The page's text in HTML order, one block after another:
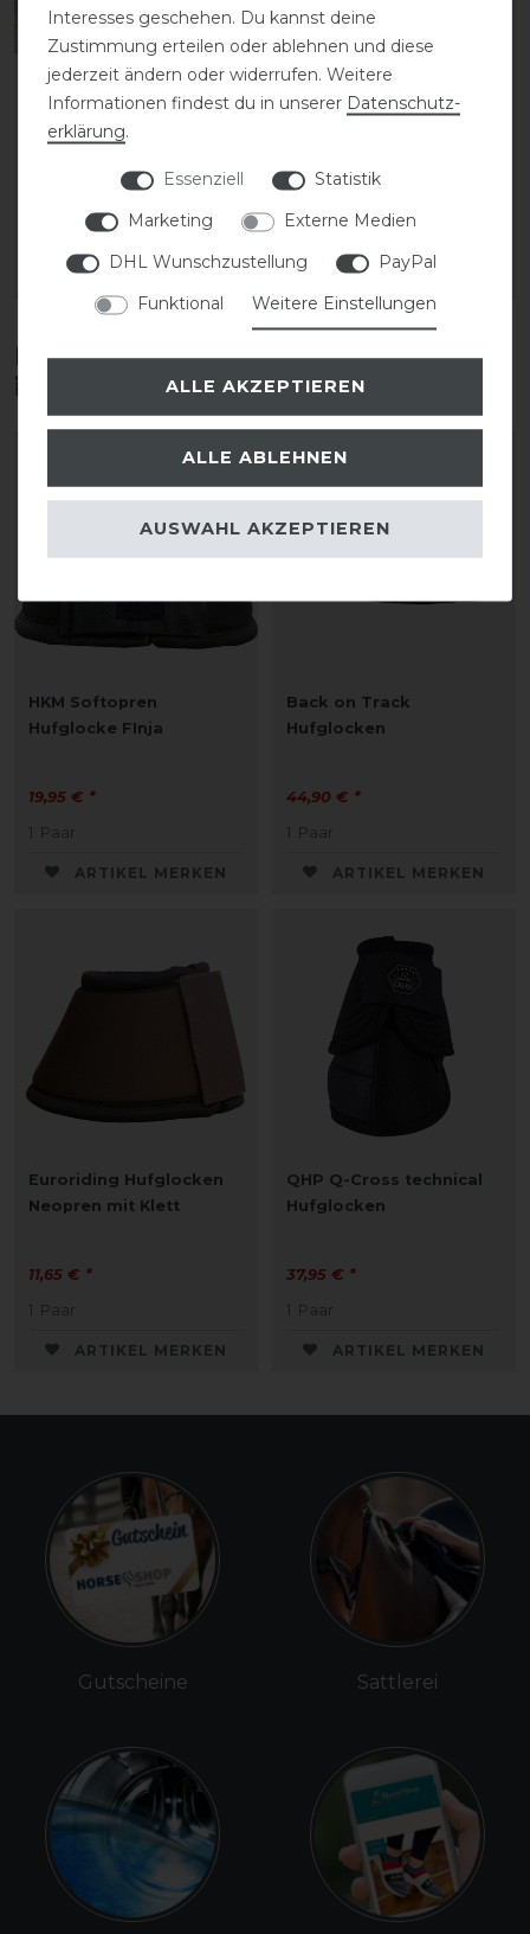
Horseware Ice-Vibe
Boots Cold Pack
ARTIKEL MERKEN
Bestseller
Leovet Cold Pack
1000ml
statt 26,95 €
ARTIKEL MERKEN
Diese Produkte könnten dich auch
interessieren
HKM Softopren
Hufglocke FInja
19,95 € *
1 Paar
ARTIKEL MERKEN
Back on Track
Hufglocken
44,90 € *
1 Paar
ARTIKEL MERKEN
Euroriding Hufglocken
Neopren mit Klett
11,65 € *
1 Paar
ARTIKEL MERKEN
QHP Q-Cross technical
Hufglocken
37,95 € *
1 Paar
ARTIKEL MERKEN
Gutscheine Sattlerei
Interesses geschehen. Du kannst deine
Zustimmung erteilen oder ablehnen und diese
jederzeit ändern oder widerrufen. Weitere
Informationen findest du in unserer Daten­schutz­
erklärung.
Essenziell
Statistik
Marketing
Externe Medien
DHL Wunschzustellung
PayPal
Funktional
Weitere Einstellungen
ALLE AKZEPTIEREN
ALLE ABLEHNEN
AUSWAHL AKZEPTIEREN